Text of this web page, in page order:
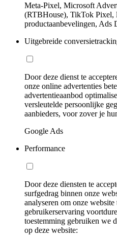
Meta-Pixel, Microsoft
(RTBHouse), TikTok Pixel,
productaanbevelingen, Ads
Uitgebreide
Door deze dienst te
onze online advertenties
advertentieaanbod
versleutelde persoonlijke
aanbieders, voor zover je
Google Ads
Performance
Door deze diensten te
surfgedrag binnen onze
analyseren om onze
gebruikerservaring
toestemming gebruiken we
op deze website: